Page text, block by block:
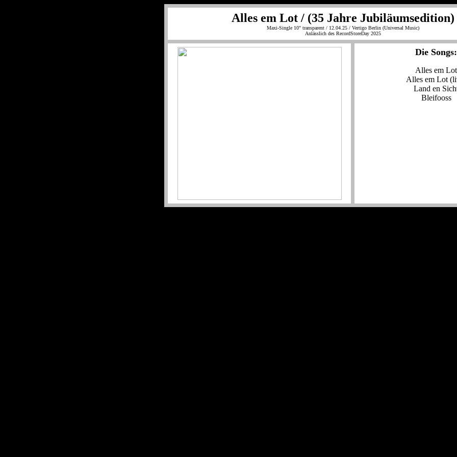
Alles em Lot / (35 Jahre Jubiläumsedition)
Maxi-Single 10" transparent / 12.04.25 / Vertigo Berlin (Universal Music)
Anlässlich des RecordStoreDay 2025
Die Songs:
Alles em Lot
Alles em Lot
Land en
Bleifooss